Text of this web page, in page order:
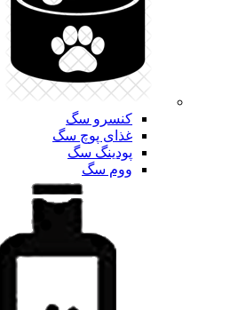
کنسرو سگ
غذای پوچ سگ
پودینگ سگ
ووم سگ